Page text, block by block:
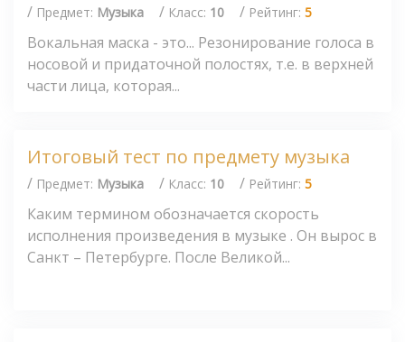
/ Предмет: Музыка / Класс: 10 / Рейтинг: 5
Вокальная маска - это... Резонирование голоса в
носовой и придаточной полостях, т.е. в верхней
части лица, которая...
Итоговый тест по предмету музыка
/ Предмет: Музыка / Класс: 10 / Рейтинг: 5
Каким термином обозначается скорость
исполнения произведения в музыке . Он вырос в
Санкт – Петербурге. После Великой...